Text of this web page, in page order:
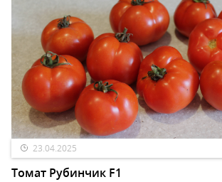
23.04.2025
Томат Рубинчик F1